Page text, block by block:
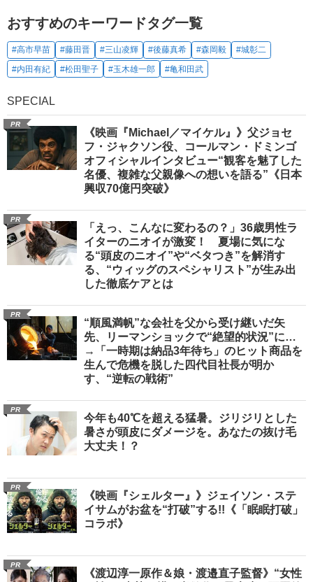
おすすめのキーワードタグ一覧
#高市早苗 #藤田晋 #三山凌輝 #後藤真希 #森岡毅
#城彰二
#内田有紀
#松田聖子 #玉木雄一郎 #亀和田武
SPECIAL
PR
《映画『Michael／マイケル』》父ジョセ
フ・ジャクソン役、コールマン・ドミンゴ
オフィシャルインタビュー“観客を魅了した
名優、複雑な父親像への想いを語る”《日本
興収70億円突破》
PR
「えっ、こんなに変わるの？」36歳男性ラ
イターのニオイが激変！ 夏場に気にな
る“頭皮のニオイ”や“ベタつき”を解消す
る、“ウィッグのスペシャリスト”が生み出
した徹底ケアとは
PR
“順風満帆”な会社を父から受け継いだ矢
先、リーマンショックで“絶望的状況”に…
→「一時期は納品3年待ち」のヒット商品を
生んで危機を脱した四代目社長が明か
す、“逆転の戦術”
PR
今年も40℃を超える猛暑。ジリジリとした
暑さが頭皮にダメージを。あなたの抜け毛
大丈夫！？
PR
《映画『シェルター』》ジェイソン・ステ
イサムがお盆を“打破”する!!《「眠眠打破」
コラボ》
PR
《渡辺淳一原作＆娘・渡邉直子監督》“女性